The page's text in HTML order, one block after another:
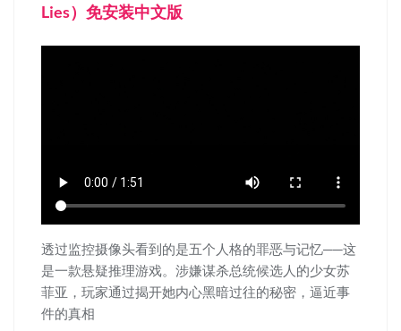
Lies）免安装中文版
透过监控摄像头看到的是五个人格的罪恶与记忆──这
是一款悬疑推理游戏。涉嫌谋杀总统候选人的少女苏
菲亚，玩家通过揭开她内心黑暗过往的秘密，逼近事
件的真相